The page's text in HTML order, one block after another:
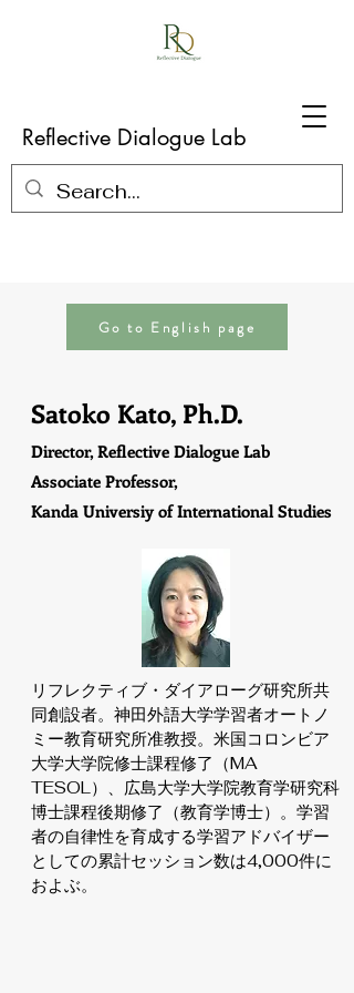
Reflective Dialogue Lab
Go to English page
Satoko Kato, Ph.D.
Director, Reflective Dialogue Lab
​Associate Professor,
Kanda Universiy of International Studies
リフレクティブ・ダイアローグ研究所共
同創設者。神田外語大学学習者オートノ
ミー教育研究所准教授。米国コロンビア
大学大学院修士課程修了（MA
TESOL）、広島大学大学院教育学研究科
博士課程後期修了（教育学博士）。学習
者の自律性を育成する学習アドバイザー
としての累計セッション数は4,000件に
およぶ。